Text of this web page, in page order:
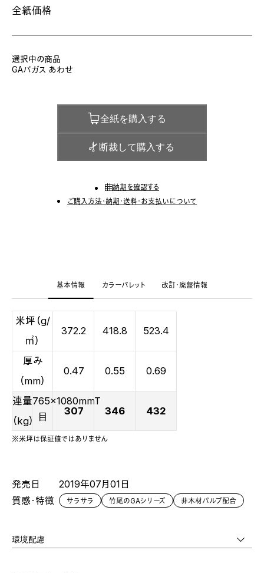
全紙価格
選択中の商品
GAバガス あわせ
全紙を購入する
断裁して購入する
納期を確認する
ご購入方法・納期・送料・お支払いについて
基本情報 カラーパレット 改訂・廃盤情報
米坪（g/
㎡）
372.2 418.8 523.4
厚み
（mm）
0.47 0.55 0.69
連量
（kg）
765x1080mmT
目
307 346 432
※米坪は保証値ではありません
発売日
2019年07月01日
質感・特徴
サラサラ 竹尾のGAシリーズ 非木材パルプ配合
環境配慮